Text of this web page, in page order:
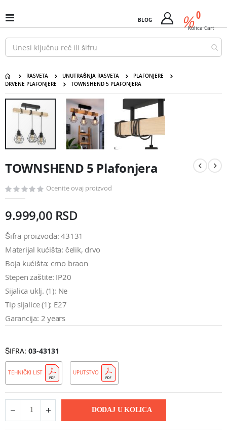
na
sadržaj
Uključi
/
isključi
Nav
BLOG %
Cart 0
Kolica Cart
RASVETA UNUTRAŠNJA RASVETA
PLAFONJERE
DRVENE PLAFONJERE
TOWNSHEND 5 PLAFONJERA
kraj
TOWNSHEND 5 Plafonjera
početak
galerije
TOWNSHEND 5 Plafonjera
Ocenite ovaj proizvod
9.999,00 RSD
Šifra proizvoda: 43131
Materijal kućišta: čelik, drvo
Boja kućišta: crno braon
Stepen zaštite: IP20
Sijalica uklj. (1): Ne
Tip sijalice (1): E27
Garancija: 2 years
ŠIFRA 03-43131
TEHNIČKI LIST UPUTSTVO
DODAJ U KOLICA